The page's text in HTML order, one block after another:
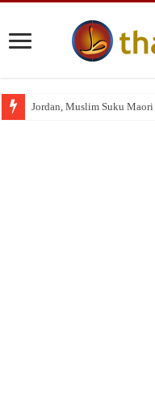
Jordan, Muslim Suku Maori